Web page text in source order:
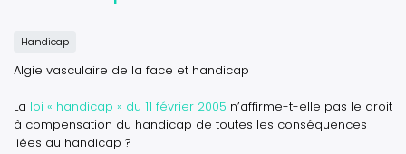
Handicap
Algie vasculaire de la face et handicap
La loi « handicap » du 11 février 2005 n’affirme-t-elle pas le droit
à compensation du handicap de toutes les conséquences
liées au handicap ?